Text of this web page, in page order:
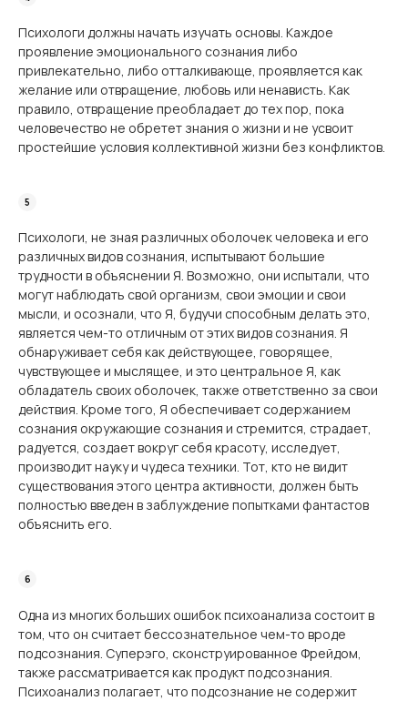
Психологи должны начать изучать основы. Каждое
проявление эмоционального сознания либо
привлекательно, либо отталкивающе, проявляется как
желание или отвращение, любовь или ненависть. Как
правило, отвращение преобладает до тех пор, пока
человечество не обретет знания о жизни и не усвоит
простейшие условия коллективной жизни без конфликтов.
Психологи, не зная различных оболочек человека и его
различных видов сознания, испытывают большие
трудности в объяснении Я. Возможно, они испытали, что
могут наблюдать свой организм, свои эмоции и свои
мысли, и осознали, что Я, будучи способным делать это,
является чем-то отличным от этих видов сознания. Я
обнаруживает себя как действующее, говорящее,
чувствующее и мыслящее, и это центральное Я, как
обладатель своих оболочек, также ответственно за свои
действия. Кроме того, Я обеспечивает содержанием
сознания окружающие сознания и стремится, страдает,
радуется, создает вокруг себя красоту, исследует,
производит науку и чудеса техники. Тот, кто не видит
существования этого центра активности, должен быть
полностью введен в заблуждение попытками фантастов
объяснить его.
Одна из многих больших ошибок психоанализа состоит в
том, что он считает бессознательное чем-то вроде
подсознания. Суперэго, сконструированное Фрейдом,
также рассматривается как продукт подсознания.
Психоанализ полагает, что подсознание не содержит